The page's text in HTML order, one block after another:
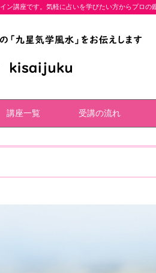
ン講座です。気軽に占いを学びたい方からプロ
講座一覧 受講の流れ